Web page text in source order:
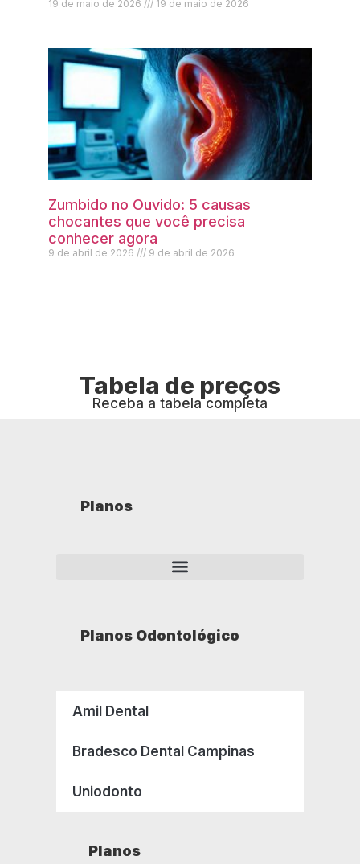
19 de maio de 2026 19 de maio de 2026
Zumbido no Ouvido: 5 causas
chocantes que você precisa
conhecer agora
9 de abril de 2026 9 de abril de 2026
Tabela de preços
Receba a tabela completa
Planos
Planos Odontológico
Amil Dental
Bradesco Dental Campinas
Uniodonto
Planos